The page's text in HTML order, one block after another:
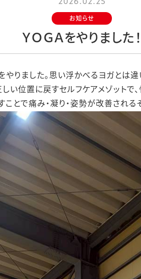
2026.02.25
お知らせ
ＹＯＧＡをやりました！
りました。思い浮かべるヨガとは違
い位置に戻すセルフケアメゾットで
とで痛み・凝り・姿勢が改善されるそ